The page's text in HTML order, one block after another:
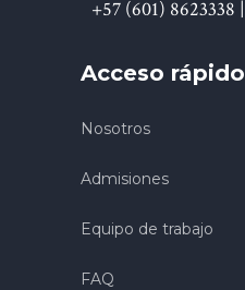
+57 (601) 8623338
Acceso rápido
Nosotros
Admisiones
Equipo de trabajo
FAQ